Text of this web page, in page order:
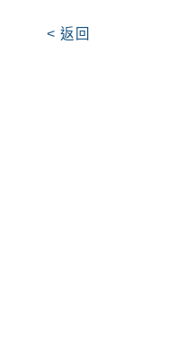
< 返回